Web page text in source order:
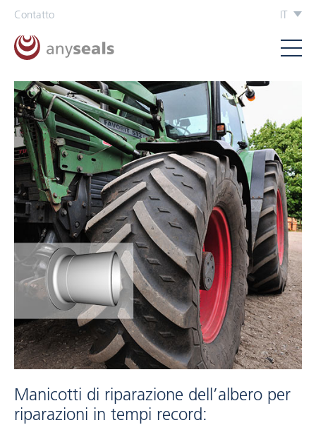
Contatto IT
Manicotti di riparazione dell’albero per
riparazioni in tempi record: